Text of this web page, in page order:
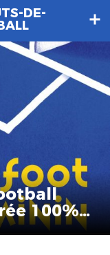
DE-
100%